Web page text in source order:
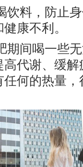
料，防止身
康不利。
间喝一些无
代谢、缓
何的热量